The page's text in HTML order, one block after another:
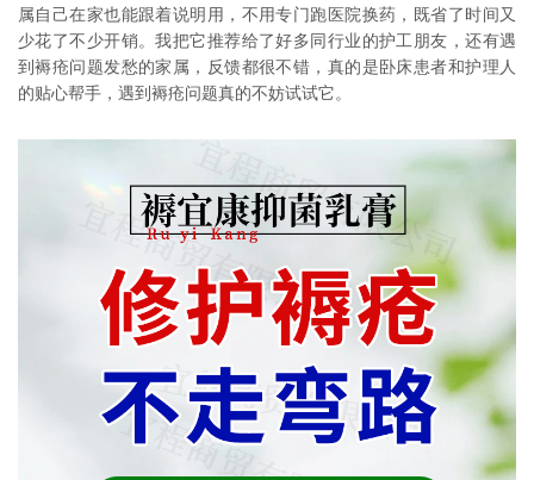
属自己在家也能跟着说明用，不用专门跑医院换药，既省了时间又
少花了不少开销。我把它推荐给了好多同行业的护工朋友，还有遇
到褥疮问题发愁的家属，反馈都很不错，真的是卧床患者和护理人
的贴心帮手，遇到褥疮问题真的不妨试试它。